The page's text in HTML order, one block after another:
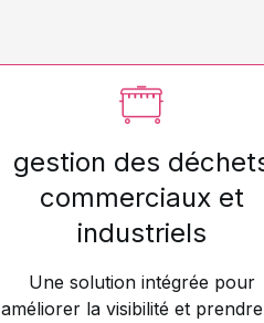
gestion des
commerciaux et
industriels
Une solution intégrée pour
améliorer la visibilité et